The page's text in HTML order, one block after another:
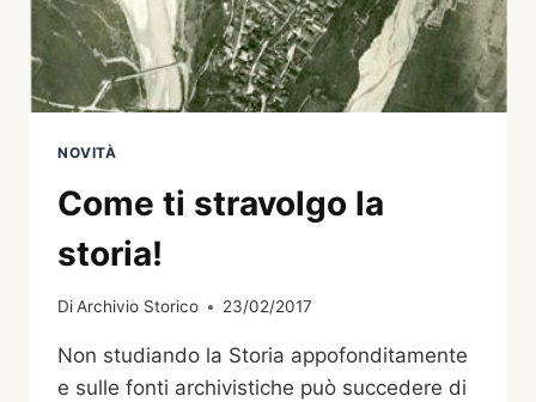
NOVITÀ
Come ti stravolgo la
storia!
DiArchivio Storico 23/02/2017
Non studiando la Storia appofonditamente
e sulle fonti archivistiche può succedere di